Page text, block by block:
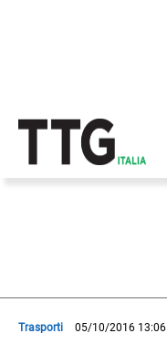
Trasporti 05/10/2016 13:06